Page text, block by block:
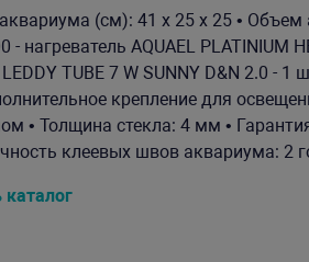
(см): 41 x 25 x 25 • Объем
- нагреватель AQUAEL
LEDDY TUBE 7 W SUNNY D&N 2.0 -
крепление для
• Толщина стекла: 4 мм •
клеевых швов аквариума: 2
каталог